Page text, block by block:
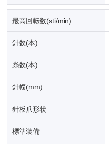
最高回転数(sti/min)
針数(本)
糸数(本)
針幅(mm)
針板爪形状
標準装備